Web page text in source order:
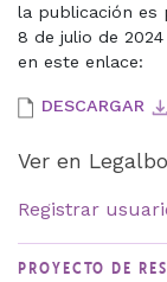
la publicación es
8 de julio de
en este enlace:
DESCARGAR
Ver en
Registrar
PROYECTO DE